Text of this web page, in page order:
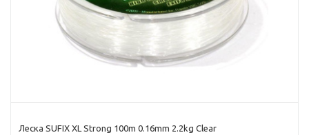
Леска SUFIX XL Strong 100m 0.16mm 2.2kg Clear